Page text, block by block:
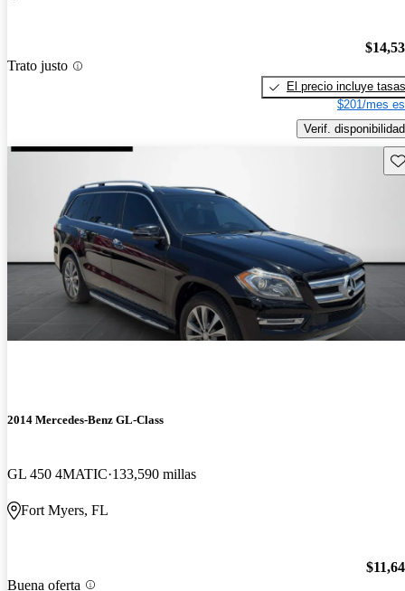
Trato justo
El precio incluye tasas
$201/mes
Verif. disponibilidad
2014 Mercedes-Benz GL-Class
GL 450 4MATIC 133,590 millas
Fort Myers, FL
Buena oferta